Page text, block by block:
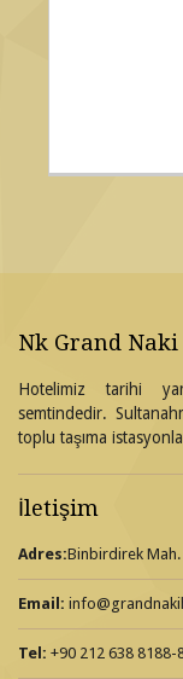
Nk Grand
Hotelimiz tarihi
semtindedir.
toplu taşıma
İletişim
Adres:Binbirdirek Mah.
Email:
Tel: +90 212 638 8188-